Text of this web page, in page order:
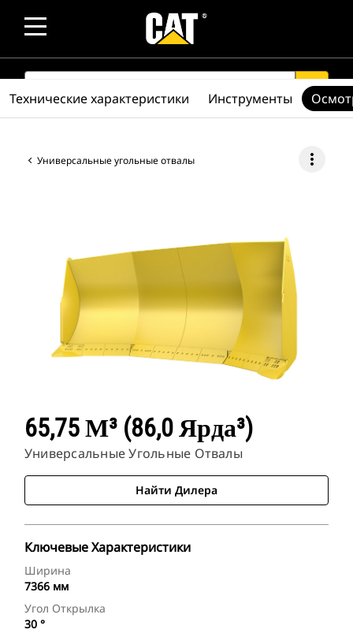
SEARCH search
Универсальные угольные отвалы more_vert
65,75 М³ (86,0 Ярда³)
Универсальные Угольные Отвалы
Найти Дилера
Ключевые Характеристики
Ширина
7366 мм
Угол Открылка
30 °
Технические характеристики Инструменты